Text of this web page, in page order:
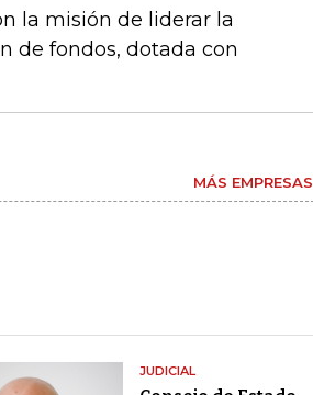
la misión de liderar la
de fondos, dotada con
MÁS EMPRESAS
JUDICIAL